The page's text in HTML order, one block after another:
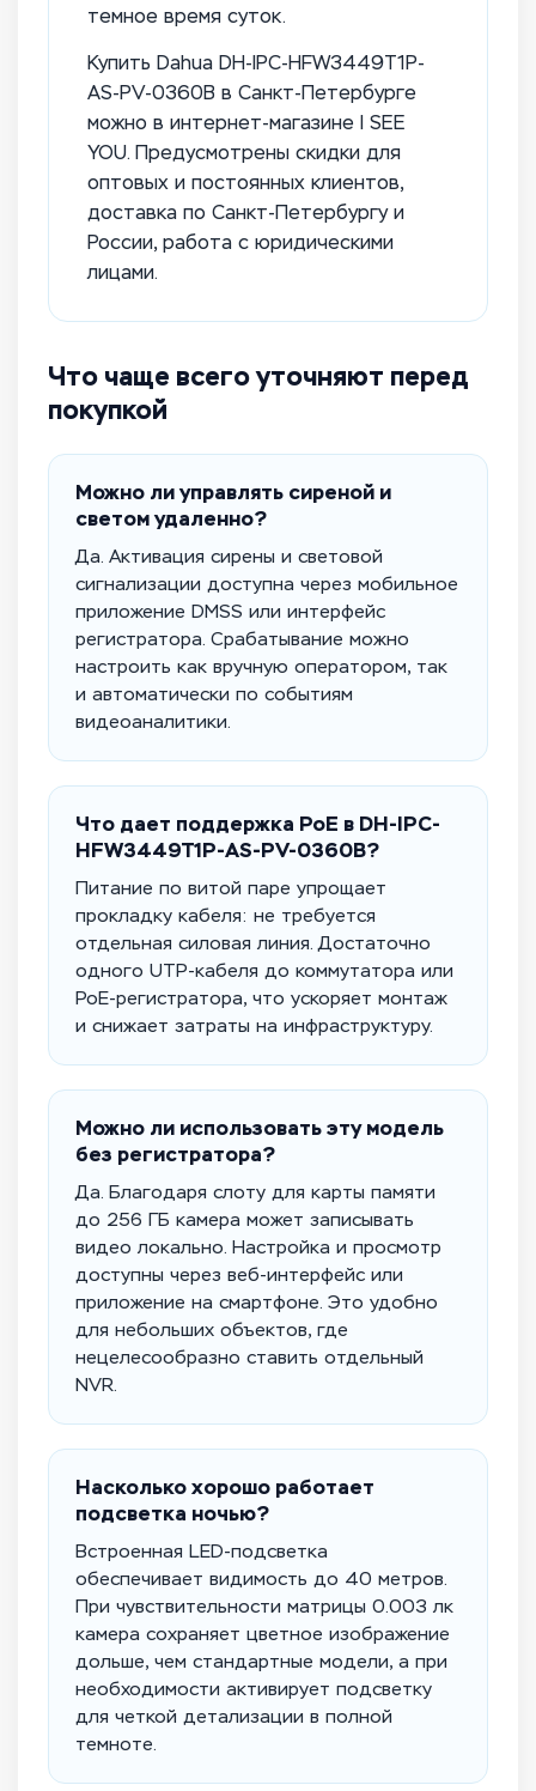
темное время суток.
Купить Dahua DH-IPC-HFW3449T1P-
AS-PV-0360B в Санкт-Петербурге
можно в интернет-магазине I SEE
YOU. Предусмотрены скидки для
оптовых и постоянных клиентов,
доставка по Санкт-Петербургу и
России, работа с юридическими
лицами.
Что чаще всего уточняют перед
покупкой
Можно ли управлять сиреной и
светом удаленно?
Да. Активация сирены и световой
сигнализации доступна через мобильное
приложение DMSS или интерфейс
регистратора. Срабатывание можно
настроить как вручную оператором, так
и автоматически по событиям
видеоаналитики.
Что дает поддержка PoE в DH-IPC-
HFW3449T1P-AS-PV-0360B?
Питание по витой паре упрощает
прокладку кабеля: не требуется
отдельная силовая линия. Достаточно
одного UTP-кабеля до коммутатора или
PoE-регистратора, что ускоряет монтаж
и снижает затраты на инфраструктуру.
Можно ли использовать эту модель
без регистратора?
Да. Благодаря слоту для карты памяти
до 256 ГБ камера может записывать
видео локально. Настройка и просмотр
доступны через веб-интерфейс или
приложение на смартфоне. Это удобно
для небольших объектов, где
нецелесообразно ставить отдельный
NVR.
Насколько хорошо работает
подсветка ночью?
Встроенная LED-подсветка
обеспечивает видимость до 40 метров.
При чувствительности матрицы 0.003 лк
камера сохраняет цветное изображение
дольше, чем стандартные модели, а при
необходимости активирует подсветку
для четкой детализации в полной
темноте.